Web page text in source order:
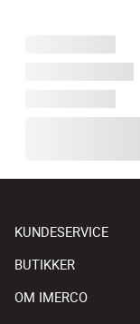
KUNDESERVICE
BUTIKKER
OM IMERCO